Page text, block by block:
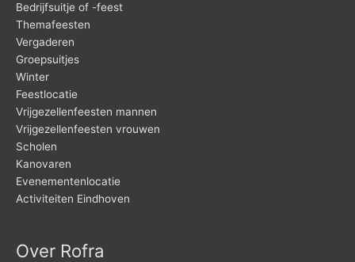
Bedrijfsuitje of -feest
Themafeesten
Vergaderen
Groepsuitjes
Winter
Feestlocatie
Vrijgezellenfeesten mannen
Vrijgezellenfeesten vrouwen
Scholen
Kanovaren
Evenementenlocatie
Activiteiten Eindhoven
Over Rofra